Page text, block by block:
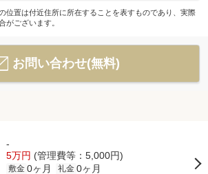
位置は付近住所に所在することを表すものであり、実際
がございます。
お問い合わせ(無料)
-
5万円 (管理費等：5,000円)
敷金 0ヶ月 礼金 0ヶ月